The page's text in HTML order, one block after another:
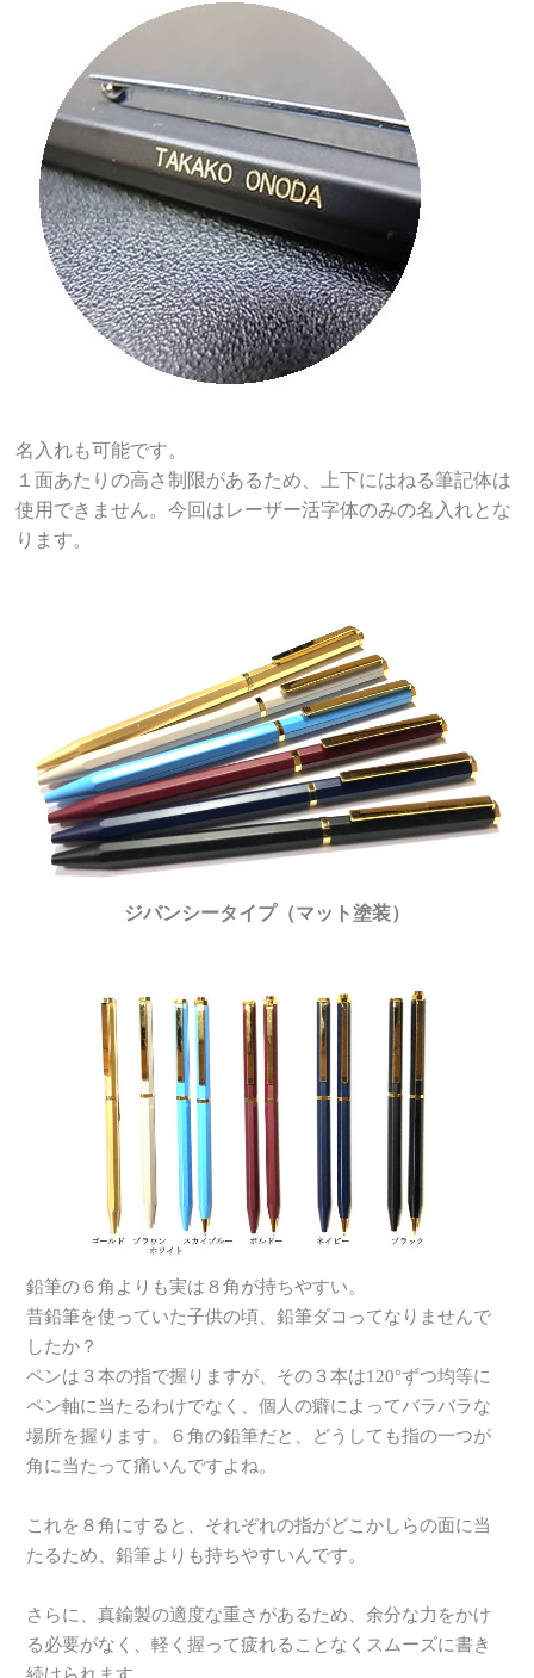
名入れも可能です。
１面あたりの高さ制限があるため、上下にはねる筆記体は
使用できません。今回はレーザー活字体のみの名入れとな
ります。
ジバンシータイプ（マット塗装）
鉛筆の６角よりも実は８角が持ちやすい。
昔鉛筆を使っていた子供の頃、鉛筆ダコってなりませんで
したか？
ペンは３本の指で握りますが、その３本は120°ずつ均等に
ペン軸に当たるわけでなく、個人の癖によってバラバラな
場所を握ります。６角の鉛筆だと、どうしても指の一つが
角に当たって痛いんですよね。
これを８角にすると、それぞれの指がどこかしらの面に当
たるため、鉛筆よりも持ちやすいんです。
さらに、真鍮製の適度な重さがあるため、余分な力をかけ
る必要がなく、軽く握って疲れることなくスムーズに書き